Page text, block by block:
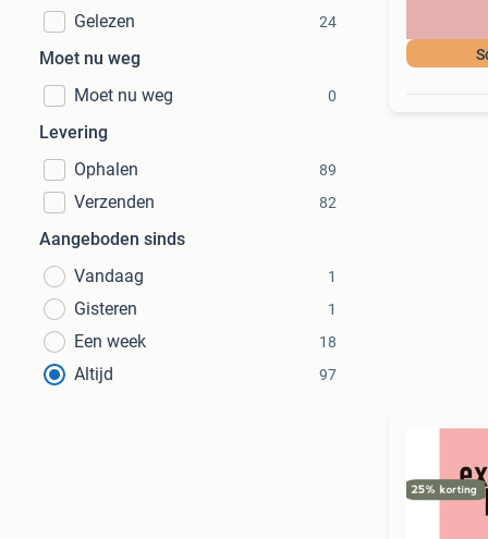
Gelezen 24
Moet nu weg
Moet nu weg
0
Levering
Ophalen
89
Verzenden 82
Aangeboden sinds
Vandaag
1
Gisteren 1
Een week 18
Altijd 97